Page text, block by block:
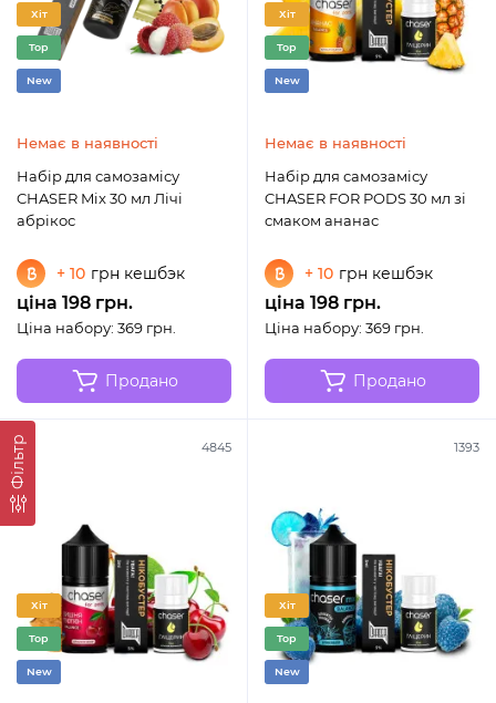
Фільтр
Хіт
Top
New
Немає в наявності
Набір для самозамісу
CHASER Mix 30 мл Лічі
абрікос
+ 10 грн кешбэк
ціна 198 грн.
Ціна набору: 369 грн.
Продано
Хіт
Top
New
Немає в наявності
Набір для самозамісу
CHASER FOR PODS 30 мл зі
смаком ананас
+ 10 грн кешбэк
ціна 198 грн.
Ціна набору: 369 грн.
Продано
4845
Хіт
Top
New
1393
Хіт
Top
New